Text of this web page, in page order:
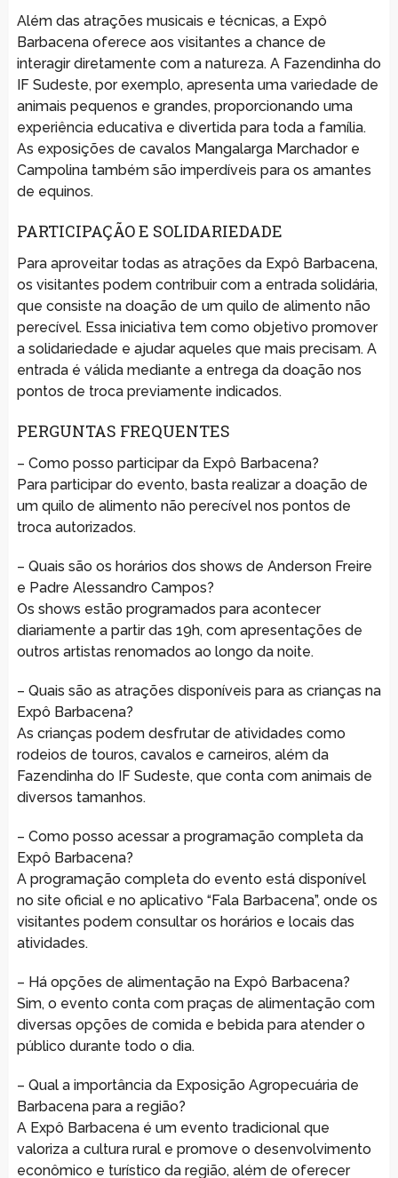
Além das atrações musicais e técnicas, a Expô
Barbacena oferece aos visitantes a chance de
interagir diretamente com a natureza. A Fazendinha do
IF Sudeste, por exemplo, apresenta uma variedade de
animais pequenos e grandes, proporcionando uma
experiência educativa e divertida para toda a família.
As exposições de cavalos Mangalarga Marchador e
Campolina também são imperdíveis para os amantes
de equinos.
PARTICIPAÇÃO E SOLIDARIEDADE
Para aproveitar todas as atrações da Expô Barbacena,
os visitantes podem contribuir com a entrada solidária,
que consiste na doação de um quilo de alimento não
perecível. Essa iniciativa tem como objetivo promover
a solidariedade e ajudar aqueles que mais precisam. A
entrada é válida mediante a entrega da doação nos
pontos de troca previamente indicados.
PERGUNTAS FREQUENTES
– Como posso participar da Expô Barbacena?
Para participar do evento, basta realizar a doação de
um quilo de alimento não perecível nos pontos de
troca autorizados.
– Quais são os horários dos shows de Anderson Freire
e Padre Alessandro Campos?
Os shows estão programados para acontecer
diariamente a partir das 19h, com apresentações de
outros artistas renomados ao longo da noite.
– Quais são as atrações disponíveis para as crianças na
Expô Barbacena?
As crianças podem desfrutar de atividades como
rodeios de touros, cavalos e carneiros, além da
Fazendinha do IF Sudeste, que conta com animais de
diversos tamanhos.
– Como posso acessar a programação completa da
Expô Barbacena?
A programação completa do evento está disponível
no site oficial e no aplicativo “Fala Barbacena”, onde os
visitantes podem consultar os horários e locais das
atividades.
– Há opções de alimentação na Expô Barbacena?
Sim, o evento conta com praças de alimentação com
diversas opções de comida e bebida para atender o
público durante todo o dia.
– Qual a importância da Exposição Agropecuária de
Barbacena para a região?
A Expô Barbacena é um evento tradicional que
valoriza a cultura rural e promove o desenvolvimento
econômico e turístico da região, além de oferecer